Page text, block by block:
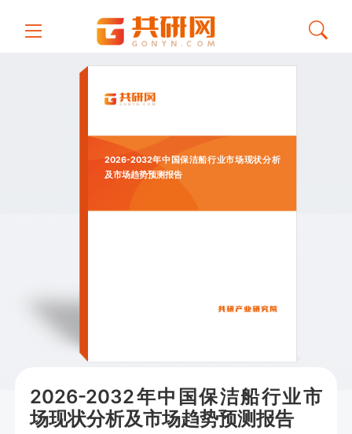
2026-2032年中国保洁船行业市场现状分析
及市场趋势预测报告
2026-2032年中国保洁船行业市
场现状分析及市场趋势预测报告